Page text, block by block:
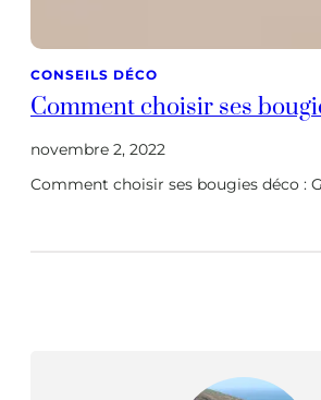
CONSEILS DÉCO
Comment choisir ses
novembre 2, 2022
Comment choisir ses bougies déco :